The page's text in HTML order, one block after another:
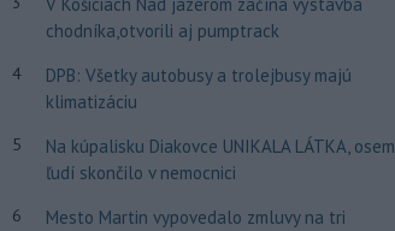
chodníka,otvorili aj pumptrack
4
DPB: Všetky autobusy a trolejbusy majú
klimatizáciu
5
Na kúpalisku Diakovce UNIKALA LÁTKA, osem
ľudí skončilo v nemocnici
6
Mesto Martin vypovedalo zmluvy na tri